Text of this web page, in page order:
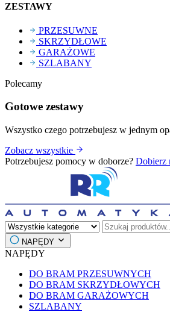
ZESTAWY
PRZESUWNE
SKRZYDŁOWE
GARAŻOWE
SZLABANY
Polecamy
Gotowe zestawy
Wszystko czego potrzebujesz w jednym
Zobacz wszystkie
Potrzebujesz pomocy w doborze? Dobierz
NAPĘDY
NAPĘDY
DO BRAM PRZESUWNYCH
DO BRAM SKRZYDŁOWYCH
DO BRAM GARAŻOWYCH
SZLABANY